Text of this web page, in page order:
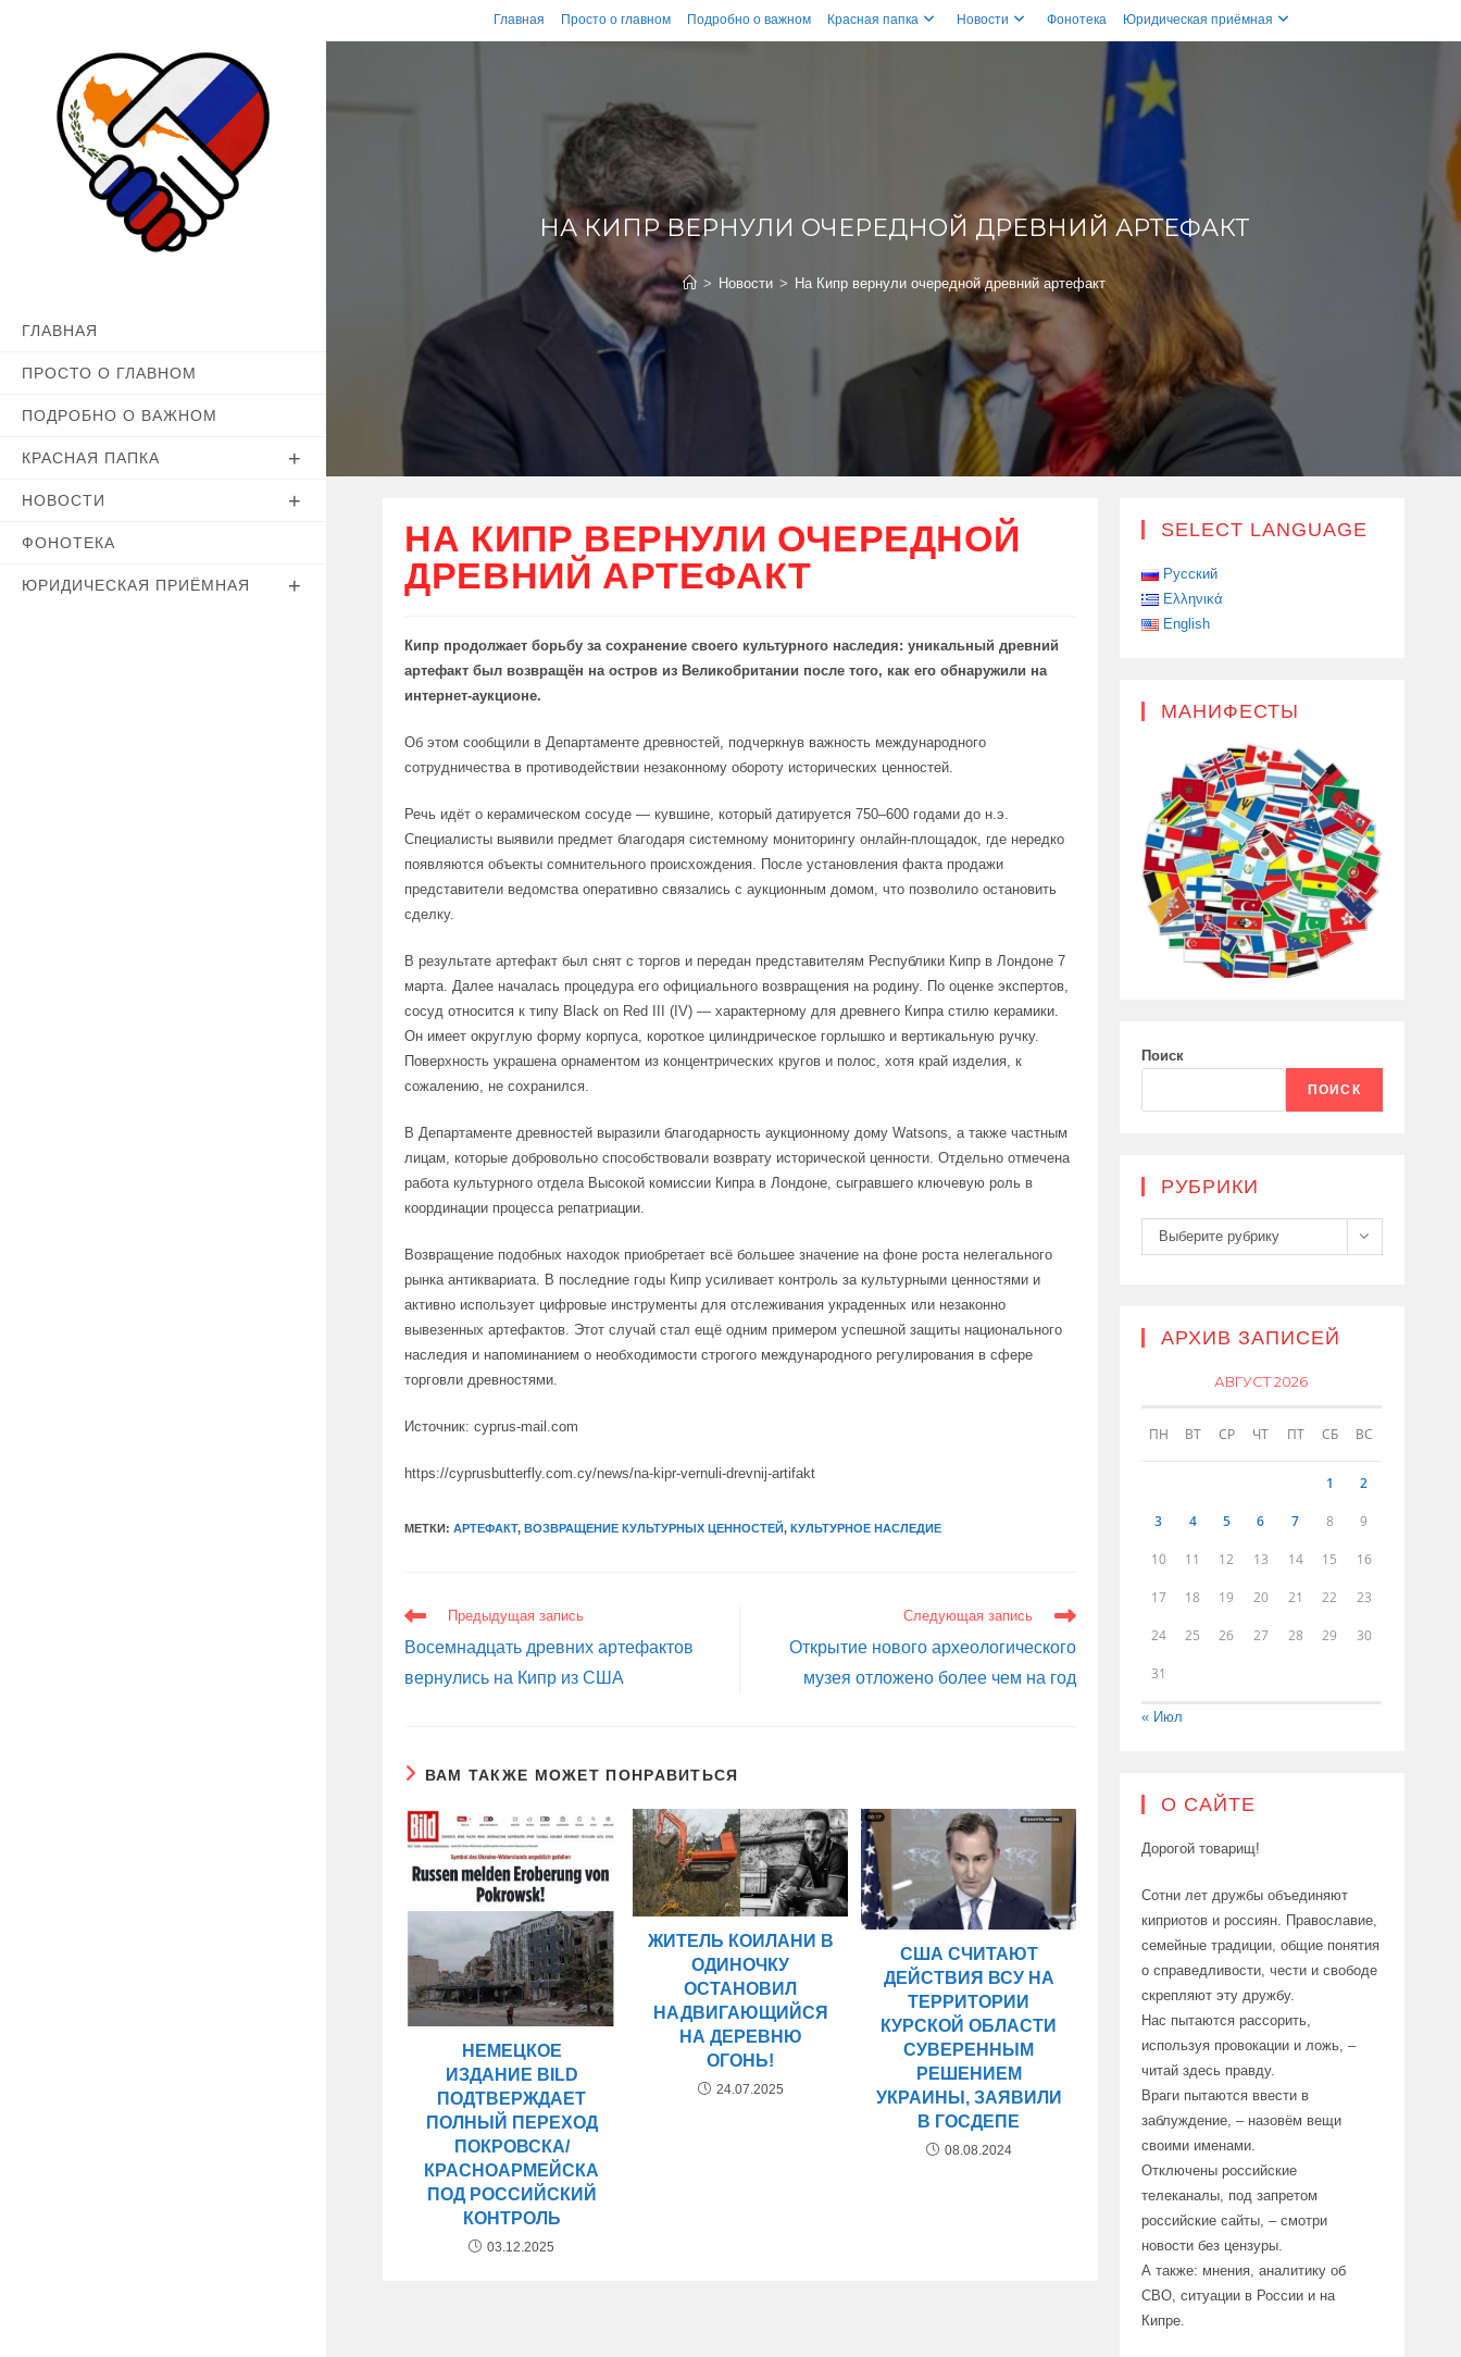
к
Главная Просто о главном Подробно о важном Красная папка Новости Фонотека Юридическая приёмная
ГЛАВНАЯ
ПРОСТО О ГЛАВНОМ
ПОДРОБНО О ВАЖНОМ
КРАСНАЯ ПАПКА
НОВОСТИ
ФОНОТЕКА
ЮРИДИЧЕСКАЯ ПРИЁМНАЯ
НА КИПР ВЕРНУЛИ ОЧЕРЕДНОЙ ДРЕВНИЙ АРТЕФАКТ
> Новости > На Кипр вернули очередной древний артефакт
НА КИПР ВЕРНУЛИ ОЧЕРЕДНОЙ
ДРЕВНИЙ АРТЕФАКТ
Кипр продолжает борьбу за сохранение своего культурного наследия: уникальный древний
артефакт был возвращён на остров из Великобритании после того, как его обнаружили на
интернет-аукционе.
Об этом сообщили в Департаменте древностей, подчеркнув важность международного
сотрудничества в противодействии незаконному обороту исторических ценностей.
Речь идёт о керамическом сосуде — кувшине, который датируется 750–600 годами до н.э.
Специалисты выявили предмет благодаря системному мониторингу онлайн-площадок, где нередко
появляются объекты сомнительного происхождения. После установления факта продажи
представители ведомства оперативно связались с аукционным домом, что позволило остановить
сделку.
В результате артефакт был снят с торгов и передан представителям Республики Кипр в Лондоне 7
марта. Далее началась процедура его официального возвращения на родину. По оценке экспертов,
сосуд относится к типу Black on Red III (IV) — характерному для древнего Кипра стилю керамики.
Он имеет округлую форму корпуса, короткое цилиндрическое горлышко и вертикальную ручку.
Поверхность украшена орнаментом из концентрических кругов и полос, хотя край изделия, к
сожалению, не сохранился.
В Департаменте древностей выразили благодарность аукционному дому Watsons, а также частным
лицам, которые добровольно способствовали возврату исторической ценности. Отдельно отмечена
работа культурного отдела Высокой комиссии Кипра в Лондоне, сыгравшего ключевую роль в
координации процесса репатриации.
Возвращение подобных находок приобретает всё большее значение на фоне роста нелегального
рынка антиквариата. В последние годы Кипр усиливает контроль за культурными ценностями и
активно использует цифровые инструменты для отслеживания украденных или незаконно
вывезенных артефактов. Этот случай стал ещё одним примером успешной защиты национального
наследия и напоминанием о необходимости строгого международного регулирования в сфере
торговли древностями.
Источник: cyprus-mail.com
https://cyprusbutterfly.com.cy/news/na-kipr-vernuli-drevnij-artifakt
МЕТКИ:АРТЕФАКТ, ВОЗВРАЩЕНИЕ КУЛЬТУРНЫХ ЦЕННОСТЕЙ, КУЛЬТУРНОЕ НАСЛЕДИЕ
ЕЩЕ
СТАТЬИ
Предыдущая запись
Восемнадцать древних артефактов
вернулись на Кипр из США
Следующая запись
Открытие нового археологического
музея отложено более чем на год
ВАМ ТАКЖЕ МОЖЕТ ПОНРАВИТЬСЯ
НЕМЕЦКОЕ
ИЗДАНИЕ BILD
ПОДТВЕРЖДАЕТ
ПОЛНЫЙ ПЕРЕХОД
ПОКРОВСКА/
КРАСНОАРМЕЙСКА
ПОД РОССИЙСКИЙ
КОНТРОЛЬ
03.12.2025
ЖИТЕЛЬ КОИЛАНИ В
ОДИНОЧКУ
ОСТАНОВИЛ
НАДВИГАЮЩИЙСЯ
НА ДЕРЕВНЮ
ОГОНЬ!
24.07.2025
США СЧИТАЮТ
ДЕЙСТВИЯ ВСУ НА
ТЕРРИТОРИИ
КУРСКОЙ ОБЛАСТИ
СУВЕРЕННЫМ
РЕШЕНИЕМ
УКРАИНЫ, ЗАЯВИЛИ
В ГОСДЕПЕ
08.08.2024
SELECT LANGUAGE
Русский
Ελληνικά
English
МАНИФЕСТЫ
Поиск
ПОИСК
РУБРИКИ
Рубрики
Выберите рубрику
АРХИВ ЗАПИСЕЙ
АВГУСТ 2026
ПН ВТ СР ЧТ ПТ СБ ВС
1 2
3 4 5 6 7 8 9
10 11 12 13 14 15 16
17 18 19 20 21 22 23
24 25 26 27 28 29 30
31
« Июл
О САЙТЕ
Дорогой товарищ!
Сотни лет дружбы объединяют
киприотов и россиян. Православие,
семейные традиции, общие понятия
о справедливости, чести и свободе
скрепляют эту дружбу.
Нас пытаются рассорить,
используя провокации и ложь, –
читай здесь правду.
Враги пытаются ввести в
заблуждение, – назовём вещи
своими именами.
Отключены российские
телеканалы, под запретом
российские сайты, – смотри
новости без цензуры.
А также: мнения, аналитику об
СВО, ситуации в России и на
Кипре.